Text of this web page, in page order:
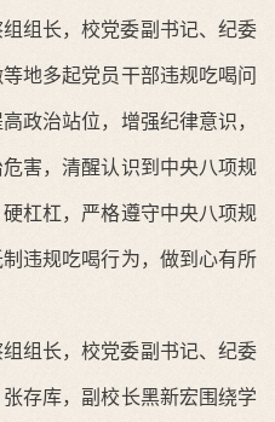
组长，校党委副书记、纪委
地多起党员干部违规吃喝问
政治站位，增强纪律意识，
害，清醒认识到中央八项规
杠杠，严格遵守中央八项规
违规吃喝行为，做到心有所
组长，校党委副书记、纪委
存库，副校长黑新宏围绕学